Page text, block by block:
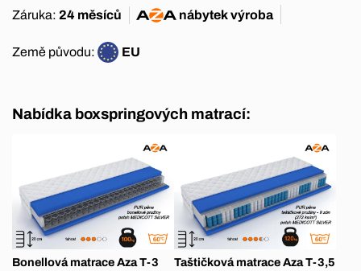
Záruka: 24 měsíců nábytekvýroba
Země původu: EU
Nabídka boxspringových matrací:
Bonellová matrace Aza T-3 Taštičková matrace Aza T-3,5